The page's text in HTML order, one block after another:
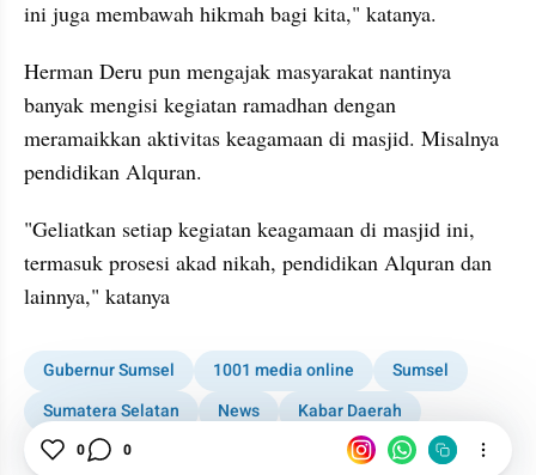
ini juga membawah hikmah bagi kita," katanya.
Herman Deru pun mengajak masyarakat nantinya
banyak mengisi kegiatan ramadhan dengan
meramaikkan aktivitas keagamaan di masjid. Misalnya
pendidikan Alquran.
"Geliatkan setiap kegiatan keagamaan di masjid ini,
termasuk prosesi akad nikah, pendidikan Alquran dan
lainnya," katanya
Gubernur Sumsel 1001 media online
Sumsel
Sumatera Selatan
News
Kabar Daerah
Palembang
Salat Tarawih
0 0